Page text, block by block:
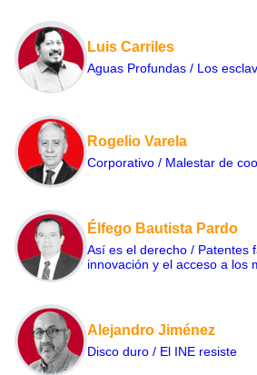
Luis Carriles
Aguas Profundas / Los
Rogelio Varela
Corporativo / Malestar de
Élfego Bautista Pardo
Así es el derecho / Patentes
innovación y el acceso a los
Alejandro Jiménez
Disco duro / El INE resiste